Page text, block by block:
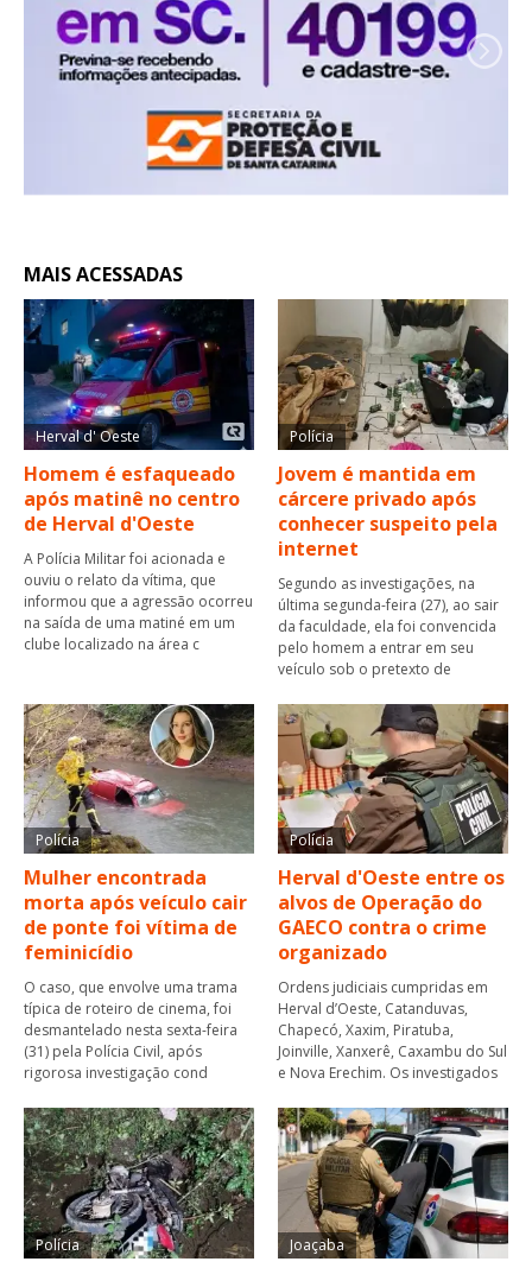
MAIS ACESSADAS
Herval d' Oeste
Homem é esfaqueado
após matinê no centro
de Herval d'Oeste
A Polícia Militar foi acionada e
ouviu o relato da vítima, que
informou que a agressão ocorreu
na saída de uma matiné em um
clube localizado na área c
Polícia
Jovem é mantida em
cárcere privado após
conhecer suspeito pela
internet
Segundo as investigações, na
última segunda-feira (27), ao sair
da faculdade, ela foi convencida
pelo homem a entrar em seu
veículo sob o pretexto de
Polícia
Mulher encontrada
morta após veículo cair
de ponte foi vítima de
feminicídio
O caso, que envolve uma trama
típica de roteiro de cinema, foi
desmantelado nesta sexta-feira
(31) pela Polícia Civil, após
rigorosa investigação cond
Polícia
Herval d'Oeste entre os
alvos de Operação do
GAECO contra o crime
organizado
Ordens judiciais cumpridas em
Herval d’Oeste, Catanduvas,
Chapecó, Xaxim, Piratuba,
Joinville, Xanxerê, Caxambu do Sul
e Nova Erechim. Os investigados
Polícia Joaçaba